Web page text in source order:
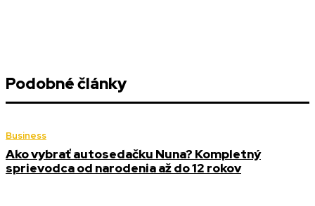
Podobné články
Business
Ako vybrať autosedačku Nuna? Kompletný
sprievodca od narodenia až do 12 rokov